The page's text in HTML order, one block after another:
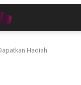
Hadiah